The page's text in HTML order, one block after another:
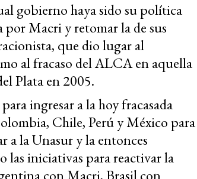
gobierno haya sido su política
Macri y retomar la de sus
que dio lugar al
al fracaso del ALCA en aquella
Plata en 2005.
ingresar a la hoy fracasada
Chile, Perú y México para
a la Unasur y la entonces
las iniciativas para reactivar la
con Macri, Brasil con